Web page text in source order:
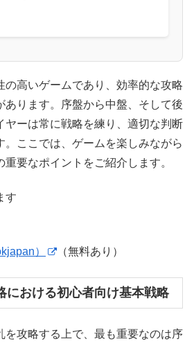
の高いゲームであり、効率的な攻略
あります。序盤から中盤、そして後
ヤーは常に戦略を練り、適切な判断
。ここでは、ゲームを楽しみながら
要なポイントをご紹介します。
す
） （無料あり）
における初心者向け基本戦略
を攻略する上で、最も重要なのは序